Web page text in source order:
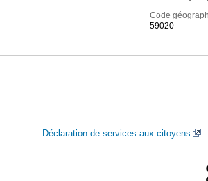
Code
59020
Déclaration de services aux citoyens